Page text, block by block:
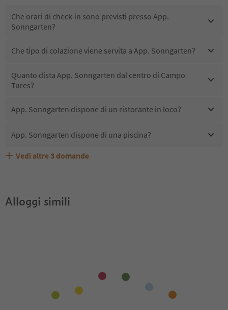
Che orari di check-in sono previsti presso App.
Sonngarten?
Che tipo di colazione viene servita a App. Sonngarten?
Quanto dista App. Sonngarten dal centro di Campo
Tures?
App. Sonngarten dispone di un ristorante in loco?
App. Sonngarten dispone di una piscina?
App. Sonngarten accetta animali domestici?
Quali servizi/attività sono disponibili presso App.
Gli ospiti di App. Sonngarten ricevono l'Alto Adige Guest
Vedi altre 3 domande
Alloggi simili